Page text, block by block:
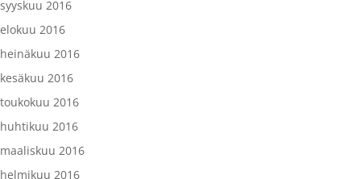
syyskuu 2016
elokuu 2016
heinäkuu 2016
kesäkuu 2016
toukokuu 2016
huhtikuu 2016
maaliskuu 2016
helmikuu 2016